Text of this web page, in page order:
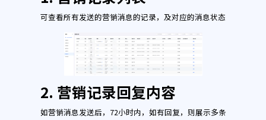
可查看所有发送的营销消息的记录，及对应的消息状态
2. 营销记录回复内容
如营销消息发送后，72小时内，如有回复，则展示多条